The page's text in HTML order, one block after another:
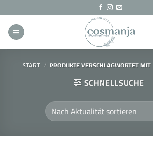
Inhalt
springen
START / PRODUKTE VERSCHLAGWORTET MIT
SCHNELLSUCHE